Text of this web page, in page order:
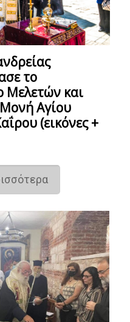
το
Μελετών και
Αγίου
(εικόνες +